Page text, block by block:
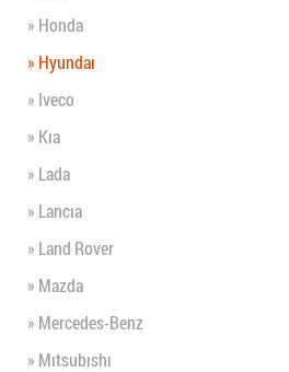
» Honda
» Hyundaı
» Iveco
» Kıa
» Lada
» Lancıa
» Land Rover
» Mazda
» Mercedes-Benz
» Mıtsubıshı